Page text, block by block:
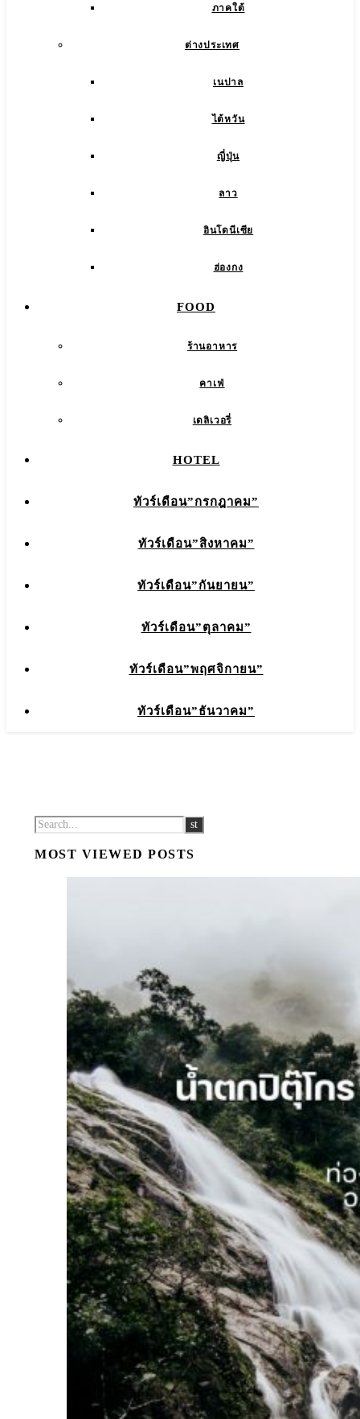
ภาคใต้
ต่างประเทศ
เนปาล
ไต้หวัน
ญี่ปุ่น
ลาว
อินโดนีเซีย
ฮ่องกง
FOOD
ร้านอาหาร
คาเฟ่
เดลิเวอรี่
HOTEL
ทัวร์เดือน”กรกฎาคม”
ทัวร์เดือน”สิงหาคม”
ทัวร์เดือน”กันยายน”
ทัวร์เดือน”ตุลาคม”
ทัวร์เดือน”พฤศจิกายน”
ทัวร์เดือน”ธันวาคม”
MOST VIEWED POSTS